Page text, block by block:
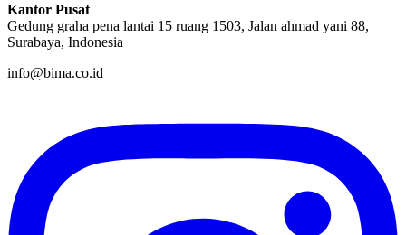
Kantor Pusat
Gedung graha pena lantai 15 ruang 1503, Jalan ahmad yani 88,
Surabaya, Indonesia
info@bima.co.id